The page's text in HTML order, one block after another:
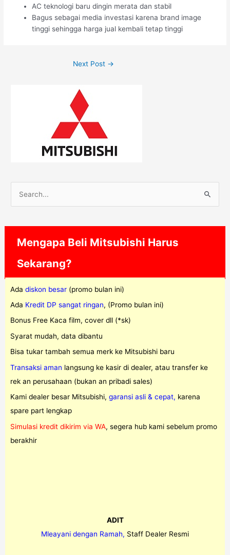
AC teknologi baru dingin merata dan stabil
Bagus sebagai media investasi karena brand image
tinggi sehingga harga jual kembali tetap tinggi
Next Post →
f
o
r
:
Mengapa Beli Mitsubishi Harus
Sekarang?
Ada diskon besar(promo bulan ini)
Ada Kredit DP sangat ringan, (Promo bulan ini)
Bonus Free Kaca film, cover dll (*sk)
Syarat mudah, data dibantu
Bisa tukar tambah semua merk ke Mitsubishi baru
Transaksi aman langsung ke kasir di dealer, atau transfer ke
rek an perusahaan (bukan an pribadi sales)
Kami dealer besar Mitsubishi, garansi asli & cepat, karena
spare part lengkap
Simulasi kredit dikirim via WA, segera hub kami sebelum promo
berakhir
ADIT
Mleayani dengan Ramah, Staff Dealer Resmi